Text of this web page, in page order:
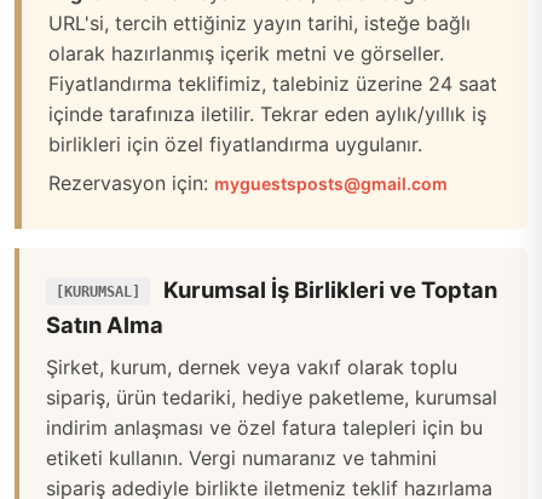
URL'si, tercih ettiğiniz yayın tarihi, isteğe bağlı
olarak hazırlanmış içerik metni ve görseller.
Fiyatlandırma teklifimiz, talebiniz üzerine 24 saat
içinde tarafınıza iletilir. Tekrar eden aylık/yıllık iş
birlikleri için özel fiyatlandırma uygulanır.
Rezervasyon için: myguestsposts@gmail.com
[KURUMSAL]
Kurumsal İş Birlikleri ve Toptan
Satın Alma
Şirket, kurum, dernek veya vakıf olarak toplu
sipariş, ürün tedariki, hediye paketleme, kurumsal
indirim anlaşması ve özel fatura talepleri için bu
etiketi kullanın. Vergi numaranız ve tahmini
sipariş adediyle birlikte iletmeniz teklif hazırlama